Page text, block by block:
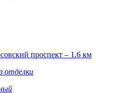
проспект – 1.6 км
отделки